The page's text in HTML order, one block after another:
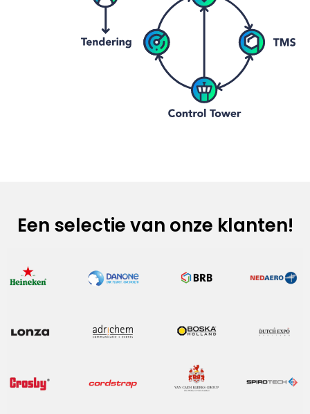
Een selectie van onze klanten!